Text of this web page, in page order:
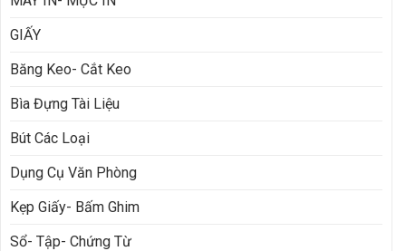
GIẤY
Băng Keo- Cắt Keo
Bìa Đựng Tài Liệu
Bút Các Loại
Dụng Cụ Văn Phòng
Kẹp Giấy- Bấm Ghim
Sổ- Tập- Chứng Từ